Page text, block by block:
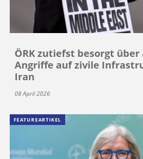
ÖRK zutiefst besorgt
Angriffe auf zivile
Iran
08 April 2026
FEATUREARTIKEL